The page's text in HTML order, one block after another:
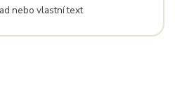
nebo vlastní text